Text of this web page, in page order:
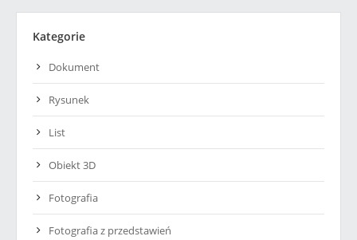
Kategorie
Dokument
Rysunek
List
Obiekt 3D
Fotografia
Fotografia z przedstawień